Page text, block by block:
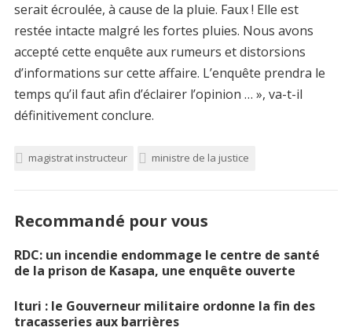
serait écroulée, à cause de la pluie. Faux ! Elle est
restée intacte malgré les fortes pluies. Nous avons
accepté cette enquête aux rumeurs et distorsions
d’informations sur cette affaire. L’enquête prendra le
temps qu’il faut afin d’éclairer l’opinion … », va-t-il
définitivement conclure.
magistrat instructeur ministre de la justice
Recommandé pour vous
RDC: un incendie endommage le centre de santé
de la prison de Kasapa, une enquête ouverte
Ituri : le Gouverneur militaire ordonne la fin des
tracasseries aux barrières